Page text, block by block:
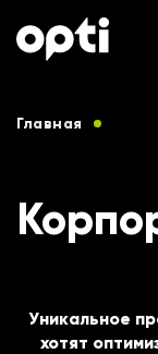
Главная
Уникальное
хотят